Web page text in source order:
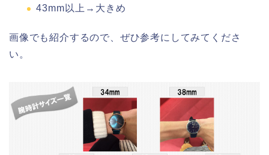
43mm以上→大きめ
画像でも紹介するので、ぜひ参考にしてみてくださ
い。